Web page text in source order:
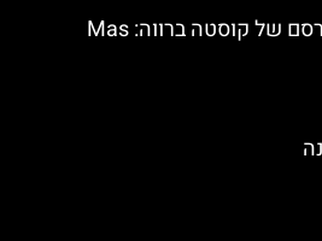
הכירו את היקב המפורסם של קוסטה ברווה: ‪‪Mas